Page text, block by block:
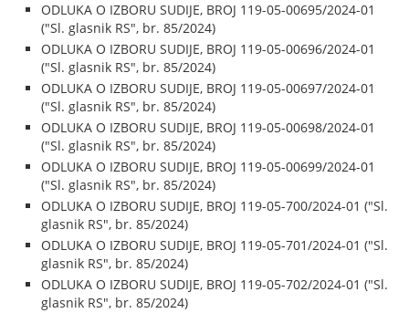
ODLUKA O IZBORU SUDIJE, BROJ 119-05-00695/2024-01
("Sl. glasnik RS", br. 85/2024)
ODLUKA O IZBORU SUDIJE, BROJ 119-05-00696/2024-01
("Sl. glasnik RS", br. 85/2024)
ODLUKA O IZBORU SUDIJE, BROJ 119-05-00697/2024-01
("Sl. glasnik RS", br. 85/2024)
ODLUKA O IZBORU SUDIJE, BROJ 119-05-00698/2024-01
("Sl. glasnik RS", br. 85/2024)
ODLUKA O IZBORU SUDIJE, BROJ 119-05-00699/2024-01
("Sl. glasnik RS", br. 85/2024)
ODLUKA O IZBORU SUDIJE, BROJ 119-05-700/2024-01 ("Sl.
glasnik RS", br. 85/2024)
ODLUKA O IZBORU SUDIJE, BROJ 119-05-701/2024-01 ("Sl.
glasnik RS", br. 85/2024)
ODLUKA O IZBORU SUDIJE, BROJ 119-05-702/2024-01 ("Sl.
glasnik RS", br. 85/2024)